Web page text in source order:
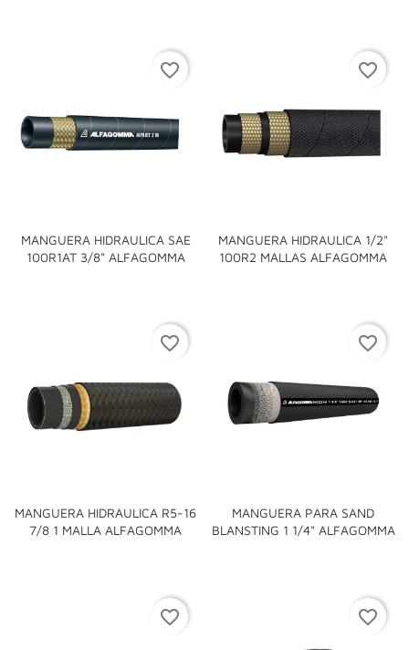
MANGUERA HIDRAULICA SAE
100R1AT 3/8" ALFAGOMMA
favorite_border
MANGUERA HIDRAULICA 1/2"
100R2 MALLAS ALFAGOMMA
favorite_border
MANGUERA HIDRAULICA R5-16
7/8 1 MALLA ALFAGOMMA
favorite_border
MANGUERA PARA SAND
BLANSTING 1 1/4" ALFAGOMMA
favorite_border
favorite_border favorite_border